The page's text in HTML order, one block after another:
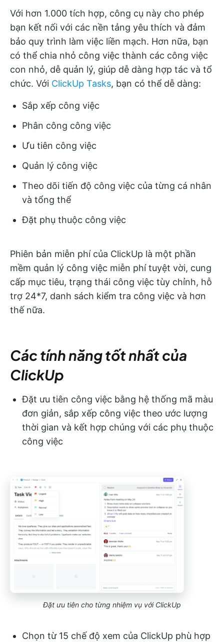
Với hơn 1.000 tích hợp, công cụ này cho phép
bạn kết nối với các nền tảng yêu thích và đảm
bảo quy trình làm việc liền mạch. Hơn nữa, bạn
có thể chia nhỏ công việc thành các công việc
con nhỏ, dễ quản lý, giúp dễ dàng hợp tác và tổ
chức. Với ClickUp Tasks, bạn có thể dễ dàng:
Sắp xếp công việc
Phân công công việc
Ưu tiên công việc
Quản lý công việc
Theo dõi tiến độ công việc của từng cá nhân
và tổng thể
Đặt phụ thuộc công việc
Phiên bản miễn phí của ClickUp là một phần
mềm quản lý công việc miễn phí tuyệt vời, cung
cấp mục tiêu, trạng thái công việc tùy chỉnh, hỗ
trợ 24*7, danh sách kiểm tra công việc và hơn
thế nữa.
Các tính năng tốt nhất của
ClickUp
Đặt ưu tiên công việc bằng hệ thống mã màu
đơn giản, sắp xếp công việc theo ước lượng
thời gian và kết hợp chúng với các phụ thuộc
công việc
Đặt ưu tiên cho từng nhiệm vụ với ClickUp
Chọn từ 15 chế độ xem của ClickUp phù hợp